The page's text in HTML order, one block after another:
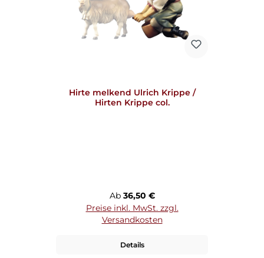
Hirte melkend Ulrich Krippe /
Hirten Krippe col.
Regulärer Preis:
Ab 36,50 €
Preise inkl. MwSt. zzgl.
Versandkosten
Details